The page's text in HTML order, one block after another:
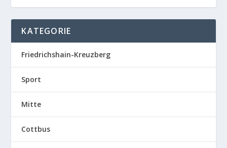
KATEGORIE
Friedrichshain-Kreuzberg
Sport
Mitte
Cottbus